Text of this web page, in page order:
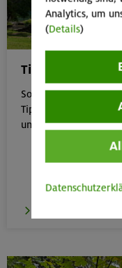
Tipps für
Sommer in den
Tipps zu Hitze,
unterwegs zu bleiben.
Analytics, um
(Details)